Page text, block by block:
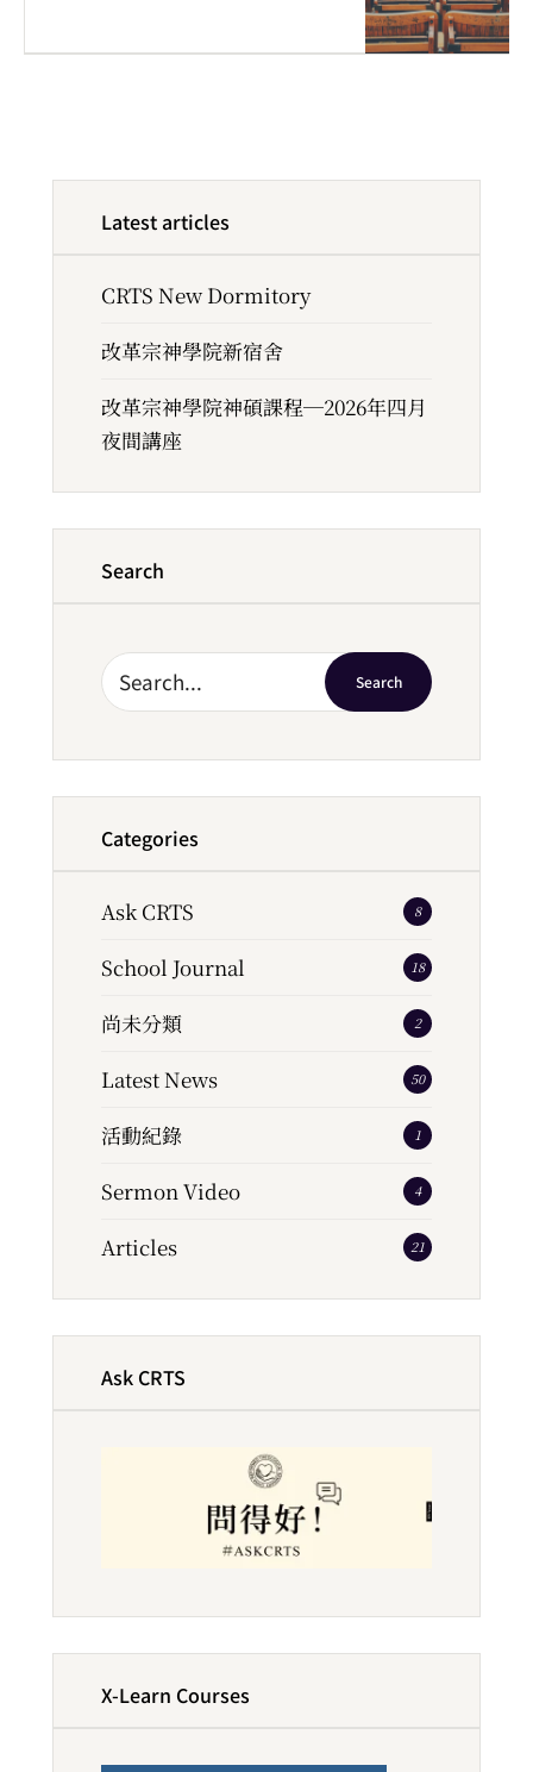
Latest articles
CRTS New Dormitory
改革宗神學院新宿舍
改革宗神學院神碩課程─2026年四月
夜間講座
Search
Search
Categories
Ask CRTS 8
School Journal 18
尚未分類 2
Latest News 50
活動紀錄 1
Sermon Video 4
Articles 21
Ask CRTS
X-Learn Courses